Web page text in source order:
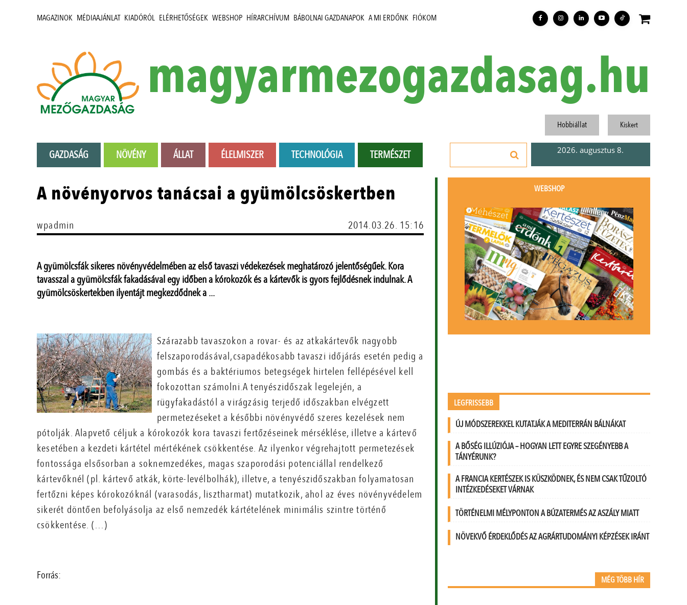
MAGAZINOK MÉDIAAJÁNLAT KIADÓRÓL ELÉRHETŐSÉGEK WEBSHOP HÍRARCHÍVUM BÁBOLNAI GAZDANAPOK A MI ERDŐNK FIÓKOM
magyarmezogazdasag.hu
GAZDASÁG NÖVÉNY ÁLLAT ÉLELMISZER TECHNOLÓGIA TERMÉSZET
Hobbiállat Kiskert
2026. augusztus 8.
A növényorvos tanácsai a gyümölcsöskertben
wpadmin 2014.03.26. 15:16
A gyümölcsfák sikeres növényvédelmében az első tavaszi védekezések meghatározó jelentőségűek. Kora
tavasszal a gyümölcsfák fakadásával egy időben a kórokozók és a kártevők is gyors fejlődésnek indulnak. A
gyümölcsöskertekben ilyentájt megkezdődnek a ...
Szárazabb tavaszokon a rovar- és az atkakártevők nagyobb
felszaporodásával,csapadékosabb tavaszi időjárás esetén pedig a
gombás és a baktériumos betegségek hirtelen fellépésével kell
fokozottan számolni.A tenyészidőszak legelején, a
rügyfakadástól a virágzásig terjedő időszakban elvégzett
permetezéseket a későbbi növényvédő szeres kezelések nem
pótolják. Alapvető céljuk a kórokozók kora tavaszi fertőzéseinek mérséklése, illetve a kártevő
kesetében a kezdeti kártétel mértékének csökkentése. Az ilyenkor végrehajtott permetezések
fontossága elsősorban a soknemzedékes, magas szaporodási potenciállal rendelkező
kártevőknél (pl. kártevő atkák, körte-levélbolhák), illetve, a tenyészidőszakban folyamatosan
fertőzni képes kórokozóknál (varasodás, lisztharmat) mutatkozik, ahol az éves növényvédelem
sikerét döntően befolyásolja az első nemzedék kártételének minimális szintre történő
csökkentése. (…)
Forrás:
WEBSHOP
LEGFRISSEBB
ÚJ MÓDSZEREKKEL KUTATJÁK A MEDITERRÁN BÁLNÁKAT
A BŐSÉG ILLÚZIÓJA – HOGYAN LETT EGYRE SZEGÉNYEBB A
TÁNYÉRUNK?
A FRANCIA KERTÉSZEK IS KÜSZKÖDNEK, ÉS NEM CSAK TŰZOLTÓ
INTÉZKEDÉSEKET VÁRNAK
TÖRTÉNELMI MÉLYPONTON A BÚZATERMÉS AZ ASZÁLY MIATT
NÖVEKVŐ ÉRDEKLŐDÉS AZ AGRÁRTUDOMÁNYI KÉPZÉSEK IRÁNT
MÉG TÖBB HÍR